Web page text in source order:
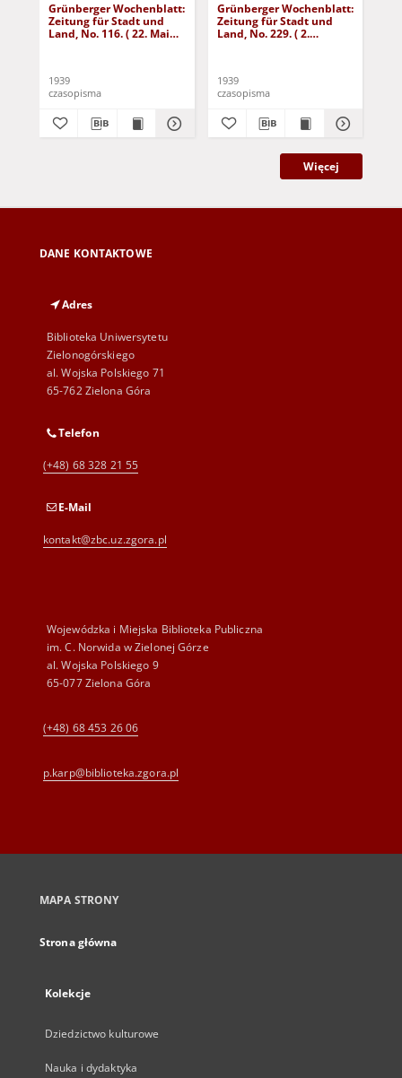
Grünberger Wochenblatt:
Zeitung für Stadt und
Land, No. 116. ( 22. Mai
1939
czasopisma
Grünberger Wochenblatt:
Zeitung für Stadt und
Land, No. 229. ( 2.
1939
czasopisma
Więcej
DANE KONTAKTOWE
Adres
Biblioteka Uniwersytetu
Zielonogórskiego
al. Wojska Polskiego 71
65-762 Zielona Góra
Telefon
(+48) 68 328 21 55
E-Mail
kontakt@zbc.uz.zgora.pl
Wojewódzka i Miejska Biblioteka Publiczna
im. C. Norwida w Zielonej Górze
al. Wojska Polskiego 9
65-077 Zielona Góra
(+48) 68 453 26 06
p.karp@biblioteka.zgora.pl
MAPA STRONY
Strona główna
Kolekcje
Dziedzictwo kulturowe
Nauka i dydaktyka